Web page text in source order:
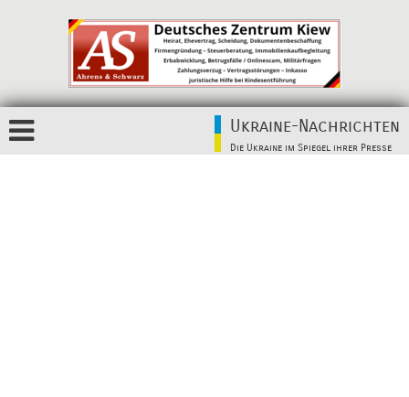
Ukraine-Nachrichten
Die Ukraine im Spiegel ihrer Presse